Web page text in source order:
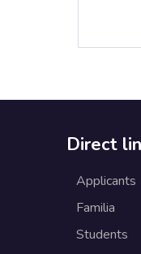
Direct
Applicants
Familia
Students